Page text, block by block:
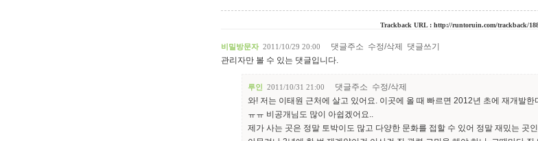
Trackback URL : http://runtoruin.com/trackback/
비밀방문자 2011/10/29 20:00 댓글주소 수정/삭제
댓글쓰기
관리자만 볼 수 있는 댓글입니다.
루인 2011/10/31 21:00 댓글주소 수정/삭제
와! 저는 이태원 근처에 살고 있어요. 이곳에 올 때 빠르면 2012년 초에 재개발
ㅠㅠ 비공개님도 많이 아쉽겠어요..
제가 사는 곳은 정말 토박이도 많고 다양한 문화를 접할 수 있어 정말 재밌는 곳